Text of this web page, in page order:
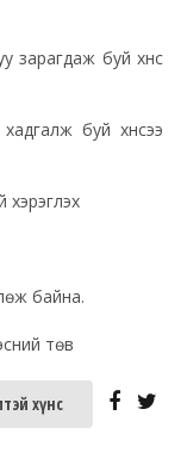
буй хүнс
буй хүнсээ
хэрэглэх
байна.
төв
хүнс